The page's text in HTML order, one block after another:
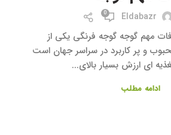
Eldabazr
0
مهم گوجه گوجه فرنگی یکی از
و پر کاربرد در سراسر جهان است
‌ای ارزش بسیار بالای...
ادامه مطلب